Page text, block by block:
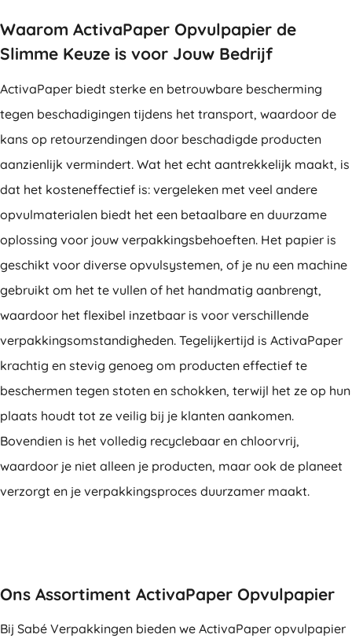
Waarom ActivaPaper Opvulpapier de
Slimme Keuze is voor Jouw Bedrijf
ActivaPaper biedt sterke en betrouwbare bescherming
tegen beschadigingen tijdens het transport, waardoor de
kans op retourzendingen door beschadigde producten
aanzienlijk vermindert. Wat het echt aantrekkelijk maakt, is
dat het kosteneffectief is: vergeleken met veel andere
opvulmaterialen biedt het een betaalbare en duurzame
oplossing voor jouw verpakkingsbehoeften. Het papier is
geschikt voor diverse opvulsystemen, of je nu een machine
gebruikt om het te vullen of het handmatig aanbrengt,
waardoor het flexibel inzetbaar is voor verschillende
verpakkingsomstandigheden. Tegelijkertijd is ActivaPaper
krachtig en stevig genoeg om producten effectief te
beschermen tegen stoten en schokken, terwijl het ze op hun
plaats houdt tot ze veilig bij je klanten aankomen.
Bovendien is het volledig recyclebaar en chloorvrij,
waardoor je niet alleen je producten, maar ook de planeet
verzorgt en je verpakkingsproces duurzamer maakt.
Ons Assortiment ActivaPaper Opvulpapier
Bij Sabé Verpakkingen bieden we ActivaPaper opvulpapier